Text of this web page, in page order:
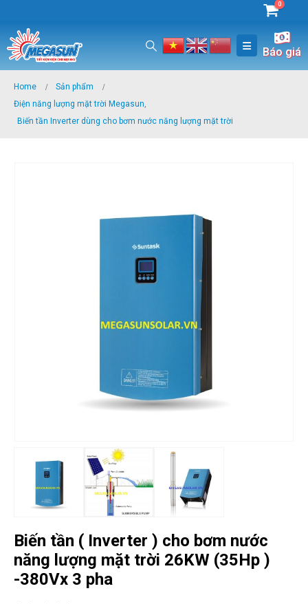
0
Báo giá
Home
Sản phẩm
Điện năng lượng mặt trời Megasun,
Biến tần Inverter dùng cho bơm nước năng lượng mặt trời
Biến tần ( Inverter ) cho bơm nước
năng lượng mặt trời 26KW (35Hp )
-380Vx 3 pha